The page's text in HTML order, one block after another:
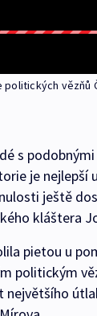
vězňů
s
je nejlepší
ještě
kláštera
pietou u
politickým
největšího